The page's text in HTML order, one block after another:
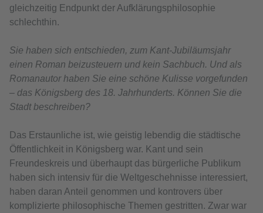
gleichzeitig Endpunkt der Aufklärungsphilosophie
schlechthin.
Sie haben sich entschieden, zum Kant-Jubiläumsjahr
einen Roman beizusteuern und kein Sachbuch. Und als
Romanautor haben Sie eine schöne Kulisse vorgefunden
– das Königsberg des 18. Jahrhunderts. Können Sie die
Stadt beschreiben?
Das Erstaunliche ist, wie geistig lebendig die städtische
Öffentlichkeit in Königsberg war. Kant und sein
Freundeskreis und überhaupt das bürgerliche Publikum
haben sich intensiv für die Weltgeschehnisse interessiert,
haben daran Anteil genommen und kontrovers über
komplizierte philosophische Themen gestritten. Zwar war